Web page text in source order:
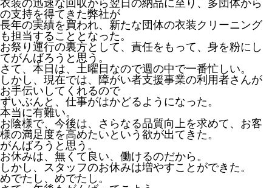
衣装の迅速な回収から翌日の納品に至り、多団体から
の支持を得てきた弊社が
長年の実績を買われ、新たな団体の衣装クリーニング
も担当することとなった。
お祭り運行の裏方として、責任をもって、身を粉にし
てがんばろうと思う。
さて、本日は、土曜日なので週の中で一番忙しい。
しかし、現在では、障がい者支援事業の利用者さんが
お手伝いしてくれるので
ずいぶんと、仕事がはかどるようになった。
本当に有難い。
お陰様で、今後は、さらなる品質向上を求めて、お客
様の満足度を高めたいという欲が出てきた。
がんばろうと思う。
お休みは、無くて良い、働けるのだから。
しかし、スタッフのお休みは増やすことができた。
めでたし、めでたし。